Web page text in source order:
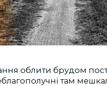
облити брудом
там